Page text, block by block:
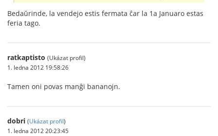
Bedaŭrinde, la vendejo estis fermata ĉar la 1a Januaro estas
feria tago.
ratkaptisto (Ukázat profil)
1. ledna 2012 19:58:26
Tamen oni povas manĝi bananojn.
dobri (Ukázat profil)
1. ledna 2012 20:23:45